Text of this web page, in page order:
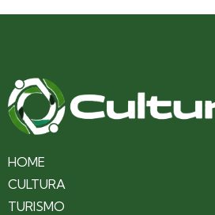
HOME
CULTURA
TURISMO